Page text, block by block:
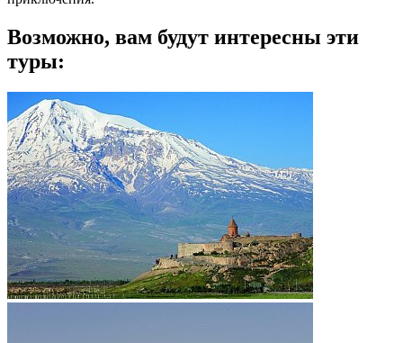
Возможно, вам будут интересны эти
туры: